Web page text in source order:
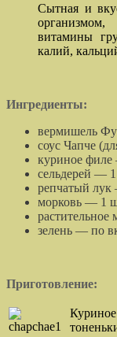
Сытная и
витамины
калий,
Ингредиенты:
вермишель
соус Чапче
куриное
сельдерей — 1
репчатый
морковь — 1
растительное
зелень — по
Приготовление: